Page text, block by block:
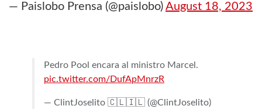
— Paislobo Prensa (@paislobo) August 18, 2023
Pedro Pool encara al ministro Marcel.
pic.twitter.com/DufApMnrzR
— ClintJoselito 🇨🇱🇮🇱 (@ClintJoselito)